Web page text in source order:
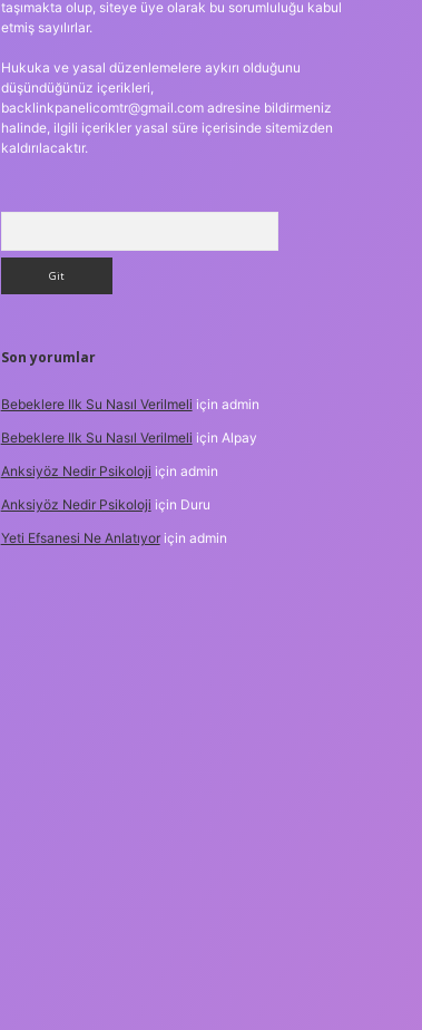
taşımakta olup, siteye üye olarak bu sorumluluğu kabul
etmiş sayılırlar.
Hukuka ve yasal düzenlemelere aykırı olduğunu
düşündüğünüz içerikleri,
backlinkpanelicomtr@gmail.comadresine bildirmeniz
halinde, ilgili içerikler yasal süre içerisinde sitemizden
kaldırılacaktır.
Son yorumlar
Bebeklere Ilk Su Nasıl Verilmeli için admin
Bebeklere Ilk Su Nasıl Verilmeli için Alpay
Anksiyöz Nedir Psikoloji için admin
Anksiyöz Nedir Psikoloji için Duru
Yeti Efsanesi Ne Anlatıyoriçin admin